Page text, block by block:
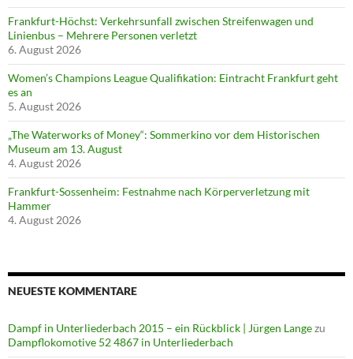
Frankfurt-Höchst: Verkehrsunfall zwischen Streifenwagen und
Linienbus – Mehrere Personen verletzt
6. August 2026
Women’s Champions League Qualifikation: Eintracht Frankfurt geht
es an
5. August 2026
„The Waterworks of Money“: Sommerkino vor dem Historischen
Museum am 13. August
4. August 2026
Frankfurt-Sossenheim: Festnahme nach Körperverletzung mit
Hammer
4. August 2026
NEUESTE KOMMENTARE
Dampf in Unterliederbach 2015 – ein Rückblick | Jürgen Langezu
Dampflokomotive 52 4867 in Unterliederbach